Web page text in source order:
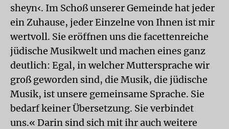
sheyn‹. Im Schoß unserer Gemeinde hat jeder
ein Zuhause, jeder Einzelne von Ihnen ist mir
wertvoll. Sie eröffnen uns die facettenreiche
jüdische Musikwelt und machen eines ganz
deutlich: Egal, in welcher Muttersprache wir
groß geworden sind, die Musik, die jüdische
Musik, ist unsere gemeinsame Sprache. Sie
bedarf keiner Übersetzung. Sie verbindet
uns.« Darin sind sich mit ihr auch weitere